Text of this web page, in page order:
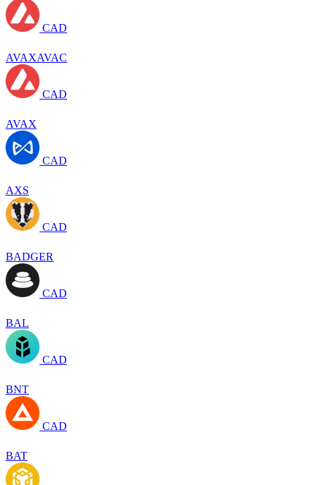
CAD
AVAXAVAC
CAD
AVAX
CAD
AXS
CAD
BADGER
CAD
BAL
CAD
BNT
CAD
BAT